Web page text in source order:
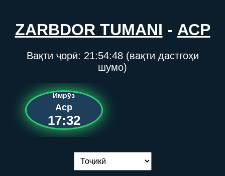
ZARBDOR TUMANI - АСР
Вақти ҷорӣ: 21:54:48(вақти дастгоҳи
шумо)
Имрӯз
Аср
17:32
Иваз кардани забон: